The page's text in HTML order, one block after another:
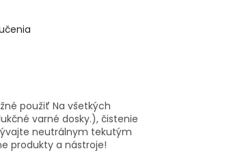
použiť Na všetkých
varné dosky.), čistenie
neutrálnym tekutým
produkty a nástroje!